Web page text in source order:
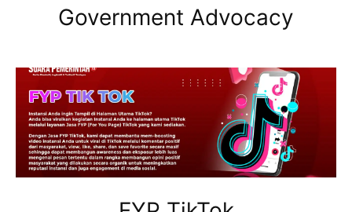
Government Advocacy